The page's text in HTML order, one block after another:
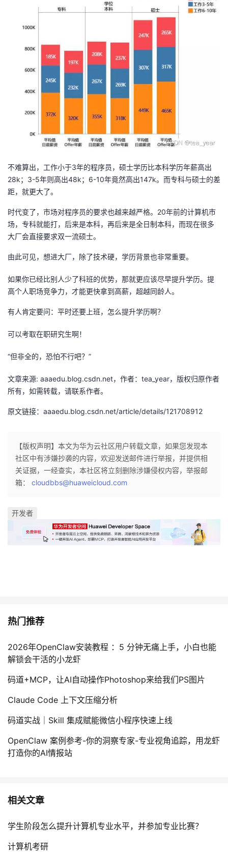
不难算出，工作小于3年的程序员，硕士学历比本科学历年薪高出
28k；3-5年则高出48k；6-10年竟然高出147k。而专科与硕士的差
距，就更大了。
时代变了，市场对程序员的要求也越来越严格。20年前的计算机市
场，专科就能打，后来是本科，再后来是全日制本科，而现在很多
大厂会直接要求双一流硕士。
由此可见，想进大厂，除了技术硬，学历背景也非常重要。
如果你已经比别人少了科班的优势，那就更应该尽早提升学历。提
高个人职场竞争力，才能更快拿到高薪，超越同龄人。
有人肯定要问：平时还要上班，怎么提升学历啊？
可以考取在职研究生啊！
“但非全的，恐怕不行吧？”
文章来源: aaaedu.blog.csdn.net，作者：tea_year，版权归原作者
所有，如需转载，请联系作者。
原文链接：aaaedu.blog.csdn.net/article/details/121708912
【版权声明】本文为华为云社区用户转载文章，如果您发现本
社区中有涉嫌抄袭的内容，欢迎发送邮件进行举报，并提供相
关证据，一经查实，本社区将立刻删除涉嫌侵权内容，举报邮
箱： cloudbbs@huaweicloud.com
开发者
热门推荐
2026年OpenClaw安装教程 ：5 分钟无痛上手，小白也能
解锁会干活的小龙虾
码道+MCP，让AI自动操作Photoshop来给我们PS图片
Claude Code 上下文压缩分析
码道实战｜Skill 集成赋能微信小程序快速上线
OpenClaw 案例参考-你的洞察专家-专业视角追踪，用龙虾
打造你的AI情报站
相关文章
学生阶段怎么提升计算机专业水平，并参加专业比赛？
计算机考研